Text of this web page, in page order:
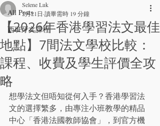
All Posts
西班牙文課程
【2026年香港學習法文最佳
地點】7間法文學校比較：
課程、收費及學生評價全攻
略
Selene Luk
2月21日 讀畢需時 19 分鐘
想學法文但唔知從何入手？香港學習法
文的選擇繁多，由專注小班教學的精品
中心「香港法國教師協會」，到官方機